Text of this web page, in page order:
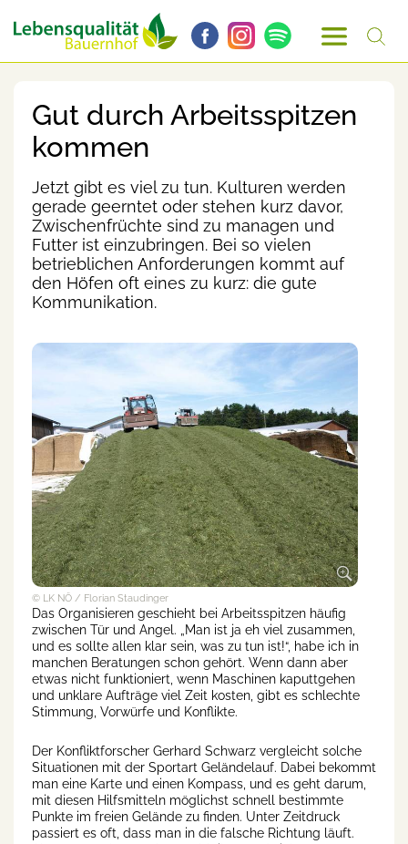
Gut durch Arbeitsspitzen
kommen
Jetzt gibt es viel zu tun. Kulturen werden
gerade geerntet oder stehen kurz davor,
Zwischenfrüchte sind zu managen und
Futter ist einzubringen. Bei so vielen
betrieblichen Anforderungen kommt auf
den Höfen oft eines zu kurz: die gute
Kommunikation.
© LK NÖ / Florian Staudinger
Das Organisieren geschieht bei Arbeitsspitzen häufig
zwischen Tür und Angel. „Man ist ja eh viel zusammen,
und es sollte allen klar sein, was zu tun ist!“, habe ich in
manchen Beratungen schon gehört. Wenn dann aber
etwas nicht funktioniert, wenn Maschinen kaputtgehen
und unklare Aufträge viel Zeit kosten, gibt es schlechte
Stimmung, Vorwürfe und Konflikte.
Der Konfliktforscher Gerhard Schwarz vergleicht solche
Situationen mit der Sportart Geländelauf. Dabei bekommt
man eine Karte und einen Kompass, und es geht darum,
mit diesen Hilfsmitteln möglichst schnell bestimmte
Punkte im freien Gelände zu finden. Unter Zeitdruck
passiert es oft, dass man in die falsche Richtung läuft.